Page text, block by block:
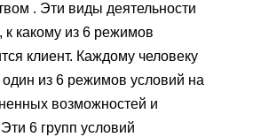
. Эти виды деятельности
к какому из 6 режимов
клиент. Каждому человеку
один из 6 режимов условий на
возможностей и
6 групп условий